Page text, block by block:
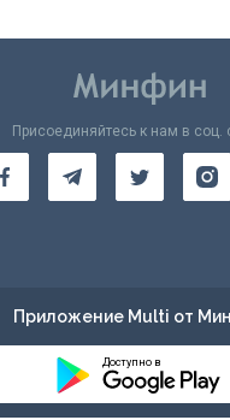
Присоединяйтесь к нам в соц.
Приложение Multi от
Доступно в